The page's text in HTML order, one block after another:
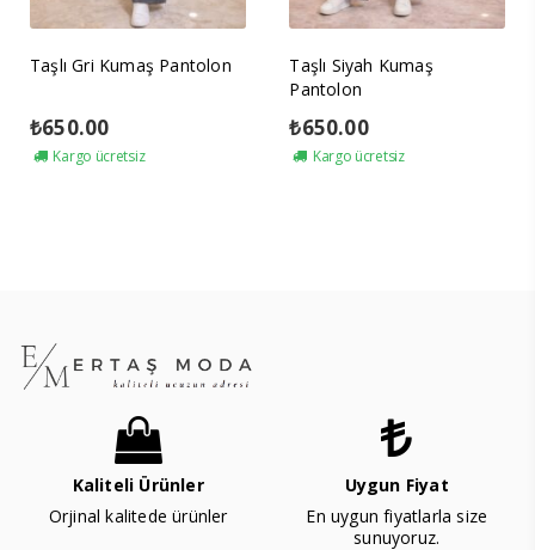
Taşlı Gri Kumaş Pantolon
₺650.00
Kargo ücretsiz
Taşlı Siyah Kumaş
Pantolon
₺650.00
Kargo ücretsiz
Kaliteli Ürünler
Orjinal kalitede ürünler
Uygun Fiyat
En uygun fiyatlarla size
sunuyoruz.